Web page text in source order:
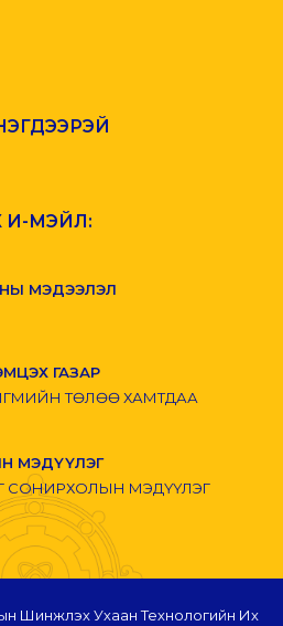
И-МЭЙЛ:
МЭДЭЭЛЭЛ
ГАЗАР
ТӨЛӨӨ ХАМТДАА
МЭДҮҮЛЭГ
СОНИРХОЛЫН МЭДҮҮЛЭГ
Шинжлэх Ухаан Технологийн Их